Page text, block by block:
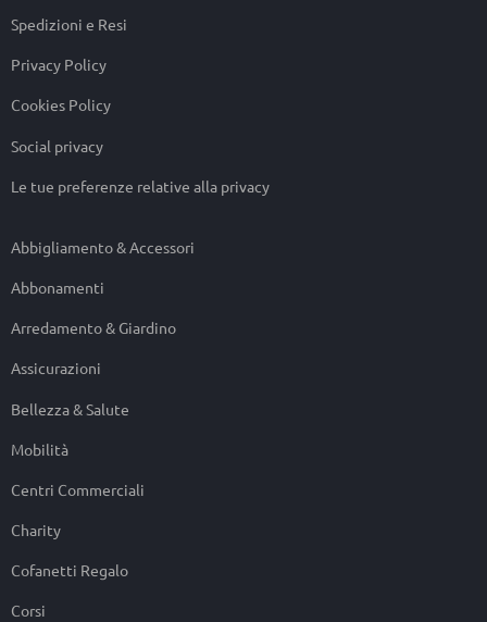
Spedizioni e Resi
Privacy Policy
Cookies Policy
Social privacy
Le tue preferenze relative alla privacy
Abbigliamento & Accessori
Abbonamenti
Arredamento & Giardino
Assicurazioni
Bellezza & Salute
Mobilità
Centri Commerciali
Charity
Cofanetti Regalo
Corsi